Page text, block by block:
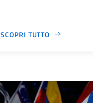
SCOPRI TUTTO